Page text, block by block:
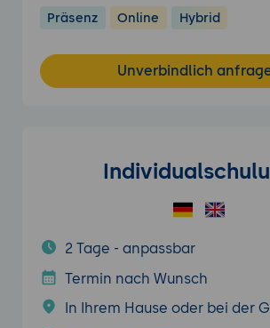
Präsenz Online Hybrid
Unverbindlich
2 Tage - anpassbar
Termin nach Wunsch
In Ihrem Hause oder bei der